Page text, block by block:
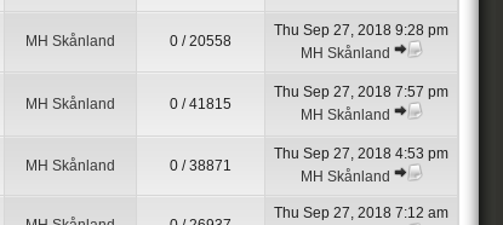
MH Skånland 0 / 20558
Thu Sep 27, 2018 9:28 pm
MH Skånland
MH Skånland 0 / 41815
Thu Sep 27, 2018 7:57 pm
MH Skånland
MH Skånland 0 / 38871
Thu Sep 27, 2018 4:53 pm
MH Skånland
Thu Sep 27, 2018 7:12 am